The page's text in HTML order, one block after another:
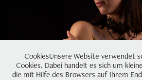
BOUDOIR
2020
CookiesUnsere Website verwendet
Cookies. Dabei handelt es sich um
die mit Hilfe des Browsers auf Ihrem